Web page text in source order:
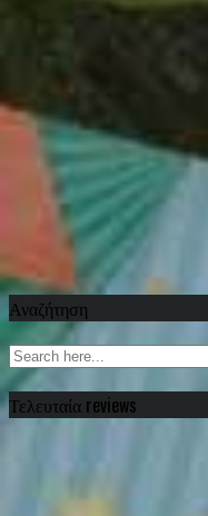
Αναζήτηση
Τελευταία reviews